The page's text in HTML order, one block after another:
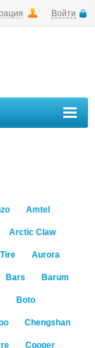
Войти
Amtel
Arctic Claw
Aurora
Bars Barum
Boto
Chengshan
Cooper